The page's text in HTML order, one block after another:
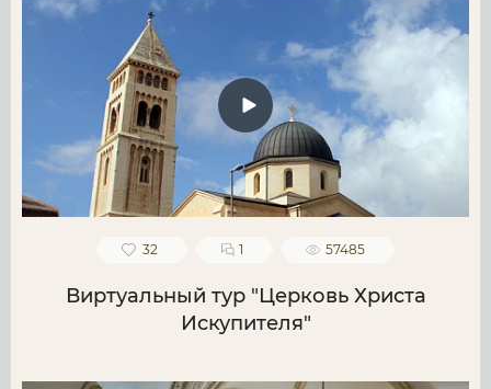
32 1 57485
Виртуальный тур "Церковь Христа
Искупителя"